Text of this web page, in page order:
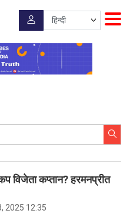
विजेता कप्तान? हरमनप्रीत
2025 12:35